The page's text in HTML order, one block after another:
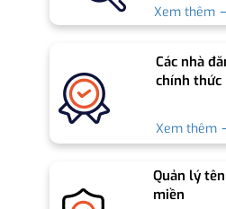
Xem thêm
Các nhà
chính thức
Xem
Quản lý tên
miền